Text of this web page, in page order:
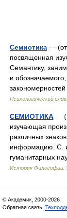
Семиотика — (от
посвященная
Семантику,
и
Психологический
СЕМИОТИКА —
изучающая
различных
информацию. С.
гуманитарных
История Философии:
© Академик, 2000-2026
Обратная связь: